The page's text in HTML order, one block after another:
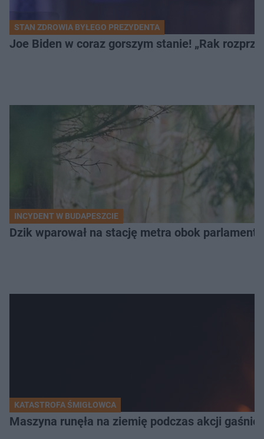
STAN ZDROWIA BYŁEGO PREZYDENTA
Joe Biden w coraz gorszym stanie! „Rak
INCYDENT W BUDAPESZCIE
Dzik wparował na stację metra obok
KATASTROFA ŚMIGŁOWCA
Maszyna runęła na ziemię podczas akcji